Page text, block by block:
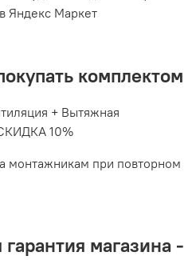
Яндекс Маркет
комплектом
+ Вытяжная
10%
монтажникам при повторном
магазина -